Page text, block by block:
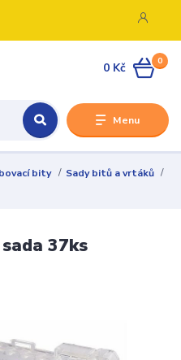
Menu
0
0 Kč
bity
Sady bitů a vrtáků
37ks